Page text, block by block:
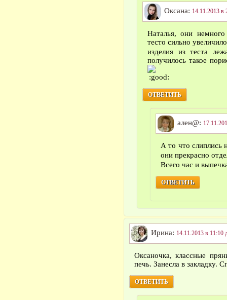
Оксана: 14.11.2013 в
Наталья, они
тесто сильно
изделия из теста
получилось такое
ОТВЕТИТЬ
ален@:
А то что слиплись
они прекрасно
Всего час и
ОТВЕТИТЬ
Ирина: 14.11.2013 в 11:10
Оксаночка, классные
печь. Занесла в закладку.
ОТВЕТИТЬ